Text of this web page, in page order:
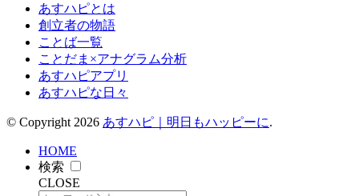
あすハピとは
創立者の物語
ことば一覧
ことだま×アナグラム分析
あすハピアプリ
あすハピな日々
© Copyright 2026 あすハピ｜明日もハッピーに.
HOME
検索
CLOSE